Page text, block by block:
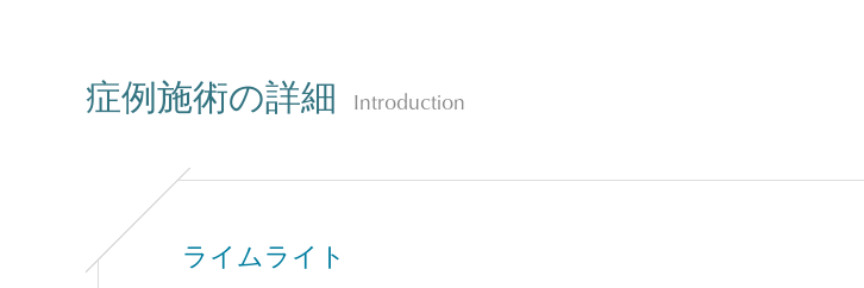
症例施術の詳細 Introduction
ライムライト